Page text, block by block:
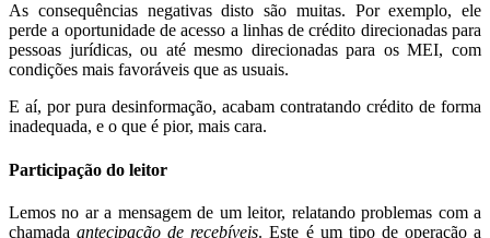
As consequências negativas disto são muitas. Por exemplo, ele
perde a oportunidade de acesso a linhas de crédito direcionadas para
pessoas jurídicas, ou até mesmo direcionadas para os MEI, com
condições mais favoráveis que as usuais.
E aí, por pura desinformação, acabam contratando crédito de forma
inadequada, e o que é pior, mais cara.
Participação do leitor
Lemos no ar a mensagem de um leitor, relatando problemas com a
chamadaantecipação de recebíveis. Este é um tipo de operação a